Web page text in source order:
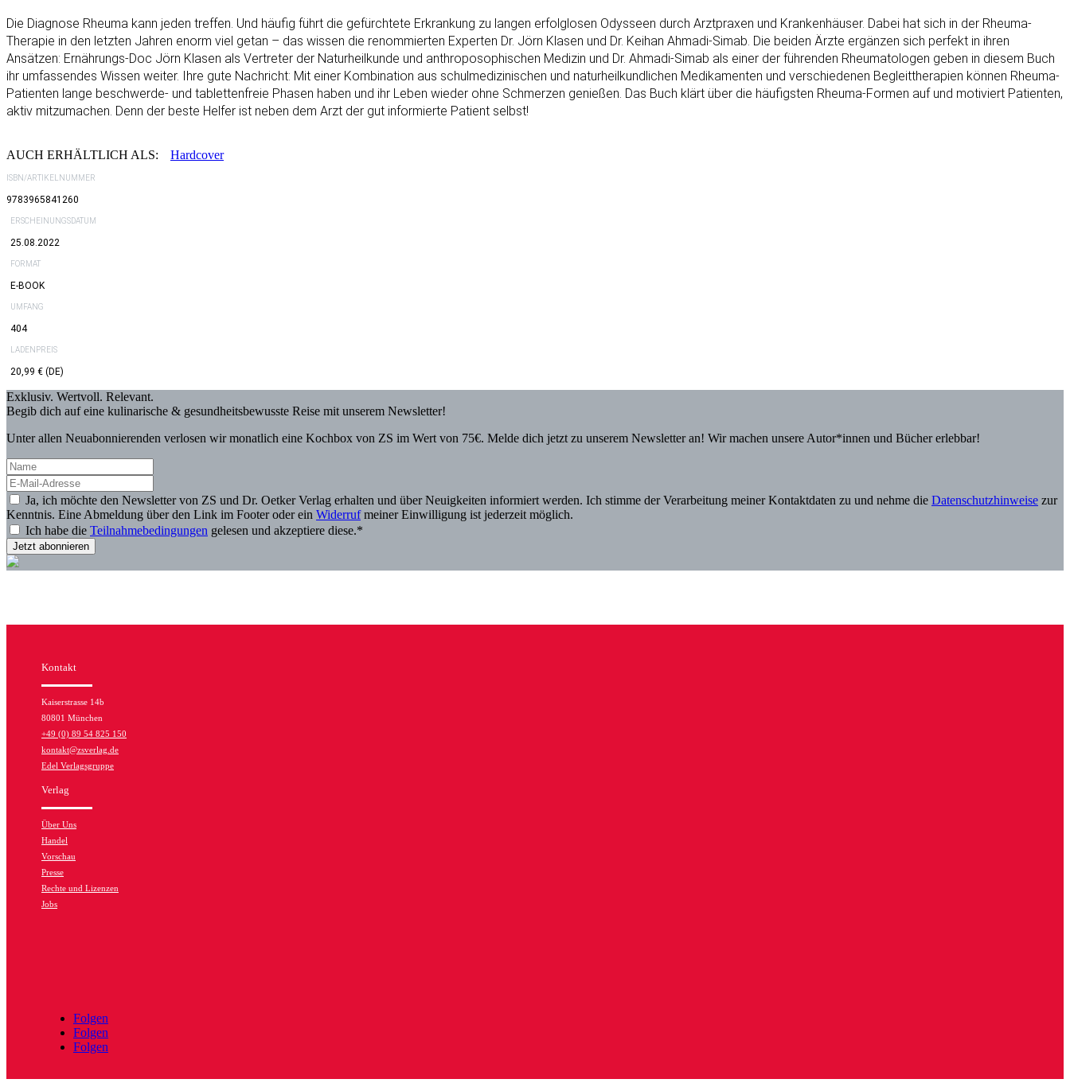
Die Diagnose Rheuma kann jeden treffen. Und häufig führt die gefürchtete Erkrankung zu langen erfolglosen Odysseen durch Arztpraxen und Krankenhäuser. Dabei hat sich in der Rheuma-
Therapie in den letzten Jahren enorm viel getan – das wissen die renommierten Experten Dr. Jörn Klasen und Dr. Keihan Ahmadi-Simab. Die beiden Ärzte ergänzen sich perfekt in ihren
Ansätzen: Ernährungs-Doc Jörn Klasen als Vertreter der Naturheilkunde und anthroposophischen Medizin und Dr. Ahmadi-Simab als einer der führenden Rheumatologen geben in diesem Buch
ihr umfassendes Wissen weiter. Ihre gute Nachricht: Mit einer Kombination aus schulmedizinischen und naturheilkundlichen Medikamenten und verschiedenen Begleittherapien können Rheuma-
Patienten lange beschwerde- und tablettenfreie Phasen haben und ihr Leben wieder ohne Schmerzen genießen. Das Buch klärt über die häufigsten Rheuma-Formen auf und motiviert Patienten,
aktiv mitzumachen. Denn der beste Helfer ist neben dem Arzt der gut informierte Patient selbst!
AUCH ERHÄLTLICH ALS: Hardcover
ISBN/ARTIKELNUMMER
9783965841260
ERSCHEINUNGSDATUM
25.08.2022
FORMAT
E-BOOK
UMFANG
404
LADENPREIS
20,99 € (DE)
Exklusiv. Wertvoll. Relevant.
Begib dich auf eine kulinarische & gesundheitsbewusste Reise mit unserem Newsletter!
Unter allen Neuabonnierenden verlosen wir monatlich eine Kochbox von ZS im Wert von 75€. Melde dich jetzt zu unserem Newsletter an! Wir machen unsere Autor*innen und Bücher erlebbar!
Ja, ich möchte den Newsletter von ZS und Dr. Oetker Verlag erhalten und über Neuigkeiten informiert werden. Ich stimme der Verarbeitung meiner Kontaktdaten zu und nehme die Datenschutzhinweise zur
Kenntnis. Eine Abmeldung über den Link im Footer oder ein Widerrufmeiner Einwilligung ist jederzeit möglich.
Ich habe die Teilnahmebedingungen gelesen und akzeptiere diese.*
Kontakt
Kaiserstrasse 14b
80801 München
+49 (0) 89 54 825 150
kontakt@zsverlag.de
Edel Verlagsgruppe
Verlag
Über Uns
Handel
Vorschau
Presse
Rechte und Lizenzen
Jobs
Folgen
Folgen
Folgen